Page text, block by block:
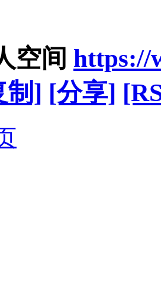
空间 https://
制] [分享]